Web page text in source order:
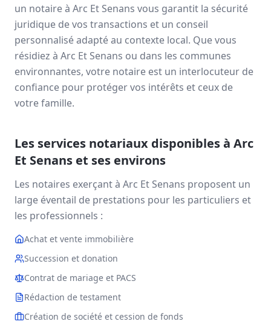
un notaire à Arc Et Senans vous garantit la sécurité
juridique de vos transactions et un conseil
personnalisé adapté au contexte local. Que vous
résidiez à Arc Et Senans ou dans les communes
environnantes, votre notaire est un interlocuteur de
confiance pour protéger vos intérêts et ceux de
votre famille.
Les services notariaux disponibles à Arc
Et Senans et ses environs
Les notaires exerçant à Arc Et Senans proposent un
large éventail de prestations pour les particuliers et
les professionnels :
Achat et vente immobilière
Succession et donation
Contrat de mariage et PACS
Rédaction de testament
Création de société et cession de fonds